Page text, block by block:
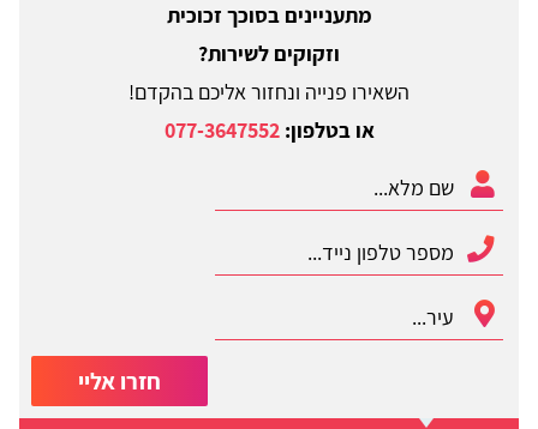
מתעניינים בסוכך זכוכית
וזקוקים לשירות?
השאירו פנייה ונחזור אליכם בהקדם!
או בטלפון:077-3647552
חזרו אליי